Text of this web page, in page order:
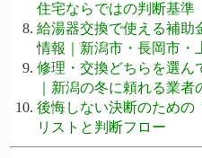
住宅ならではの判断基準
給湯器交換で使える補助
情報｜新潟市・長岡市・
修理・交換どちらを選ん
｜新潟の冬に頼れる業者
後悔しない決断のための
リストと判断フロー